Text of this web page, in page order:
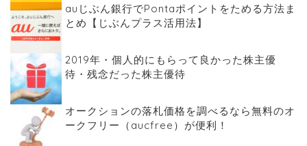
auじぶん銀行でPontaポイントをためる方法ま
とめ【じぶんプラス活用法】
2019年・個人的にもらって良かった株主優
待・残念だった株主優待
オークションの落札価格を調べるなら無料のオ
ークフリー（aucfree）が便利！